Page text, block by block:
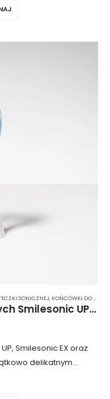
miejsc…
SONICZNEJ, KOŃCÓWKI DO SZCZOTECZKI SONICZNEJ MIĘKKIE WŁOSIE
Końcówki do zębów wrażliwych Smilesonic UP/EX/GO SensiTouch 2 szt. – białe
Smilesonic EX oraz
delikatnym
zębów. Są